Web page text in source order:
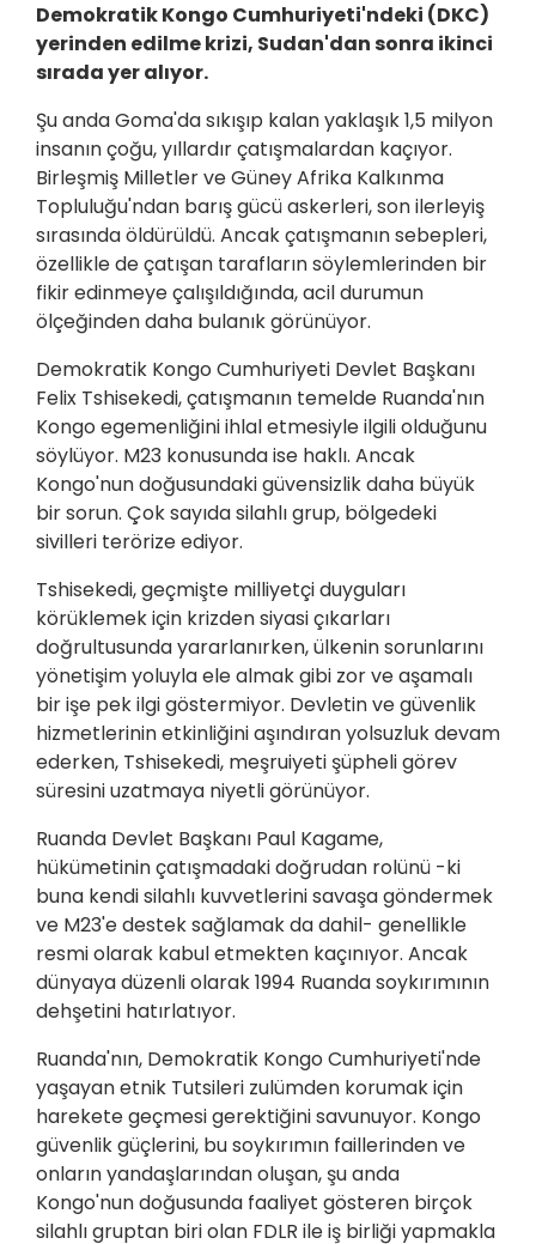
Demokratik Kongo Cumhuriyeti'ndeki (DKC)
yerinden edilme krizi, Sudan'dan sonra ikinci
sırada yer alıyor.
Şu anda Goma'da sıkışıp kalan yaklaşık 1,5 milyon
insanın çoğu, yıllardır çatışmalardan kaçıyor.
Birleşmiş Milletler ve Güney Afrika Kalkınma
Topluluğu'ndan barış gücü askerleri, son ilerleyiş
sırasında öldürüldü. Ancak çatışmanın sebepleri,
özellikle de çatışan tarafların söylemlerinden bir
fikir edinmeye çalışıldığında, acil durumun
ölçeğinden daha bulanık görünüyor.
Demokratik Kongo Cumhuriyeti Devlet Başkanı
Felix Tshisekedi, çatışmanın temelde Ruanda'nın
Kongo egemenliğini ihlal etmesiyle ilgili olduğunu
söylüyor. M23 konusunda ise haklı. Ancak
Kongo'nun doğusundaki güvensizlik daha büyük
bir sorun. Çok sayıda silahlı grup, bölgedeki
sivilleri terörize ediyor.
Tshisekedi, geçmişte milliyetçi duyguları
körüklemek için krizden siyasi çıkarları
doğrultusunda yararlanırken, ülkenin sorunlarını
yönetişim yoluyla ele almak gibi zor ve aşamalı
bir işe pek ilgi göstermiyor. Devletin ve güvenlik
hizmetlerinin etkinliğini aşındıran yolsuzluk devam
ederken, Tshisekedi, meşruiyeti şüpheli görev
süresini uzatmaya niyetli görünüyor.
Ruanda Devlet Başkanı Paul Kagame,
hükümetinin çatışmadaki doğrudan rolünü -ki
buna kendi silahlı kuvvetlerini savaşa göndermek
ve M23'e destek sağlamak da dahil- genellikle
resmi olarak kabul etmekten kaçınıyor. Ancak
dünyaya düzenli olarak 1994 Ruanda soykırımının
dehşetini hatırlatıyor.
Ruanda'nın, Demokratik Kongo Cumhuriyeti'nde
yaşayan etnik Tutsileri zulümden korumak için
harekete geçmesi gerektiğini savunuyor. Kongo
güvenlik güçlerini, bu soykırımın faillerinden ve
onların yandaşlarından oluşan, şu anda
Kongo'nun doğusunda faaliyet gösteren birçok
silahlı gruptan biri olan FDLR ile iş birliği yapmakla